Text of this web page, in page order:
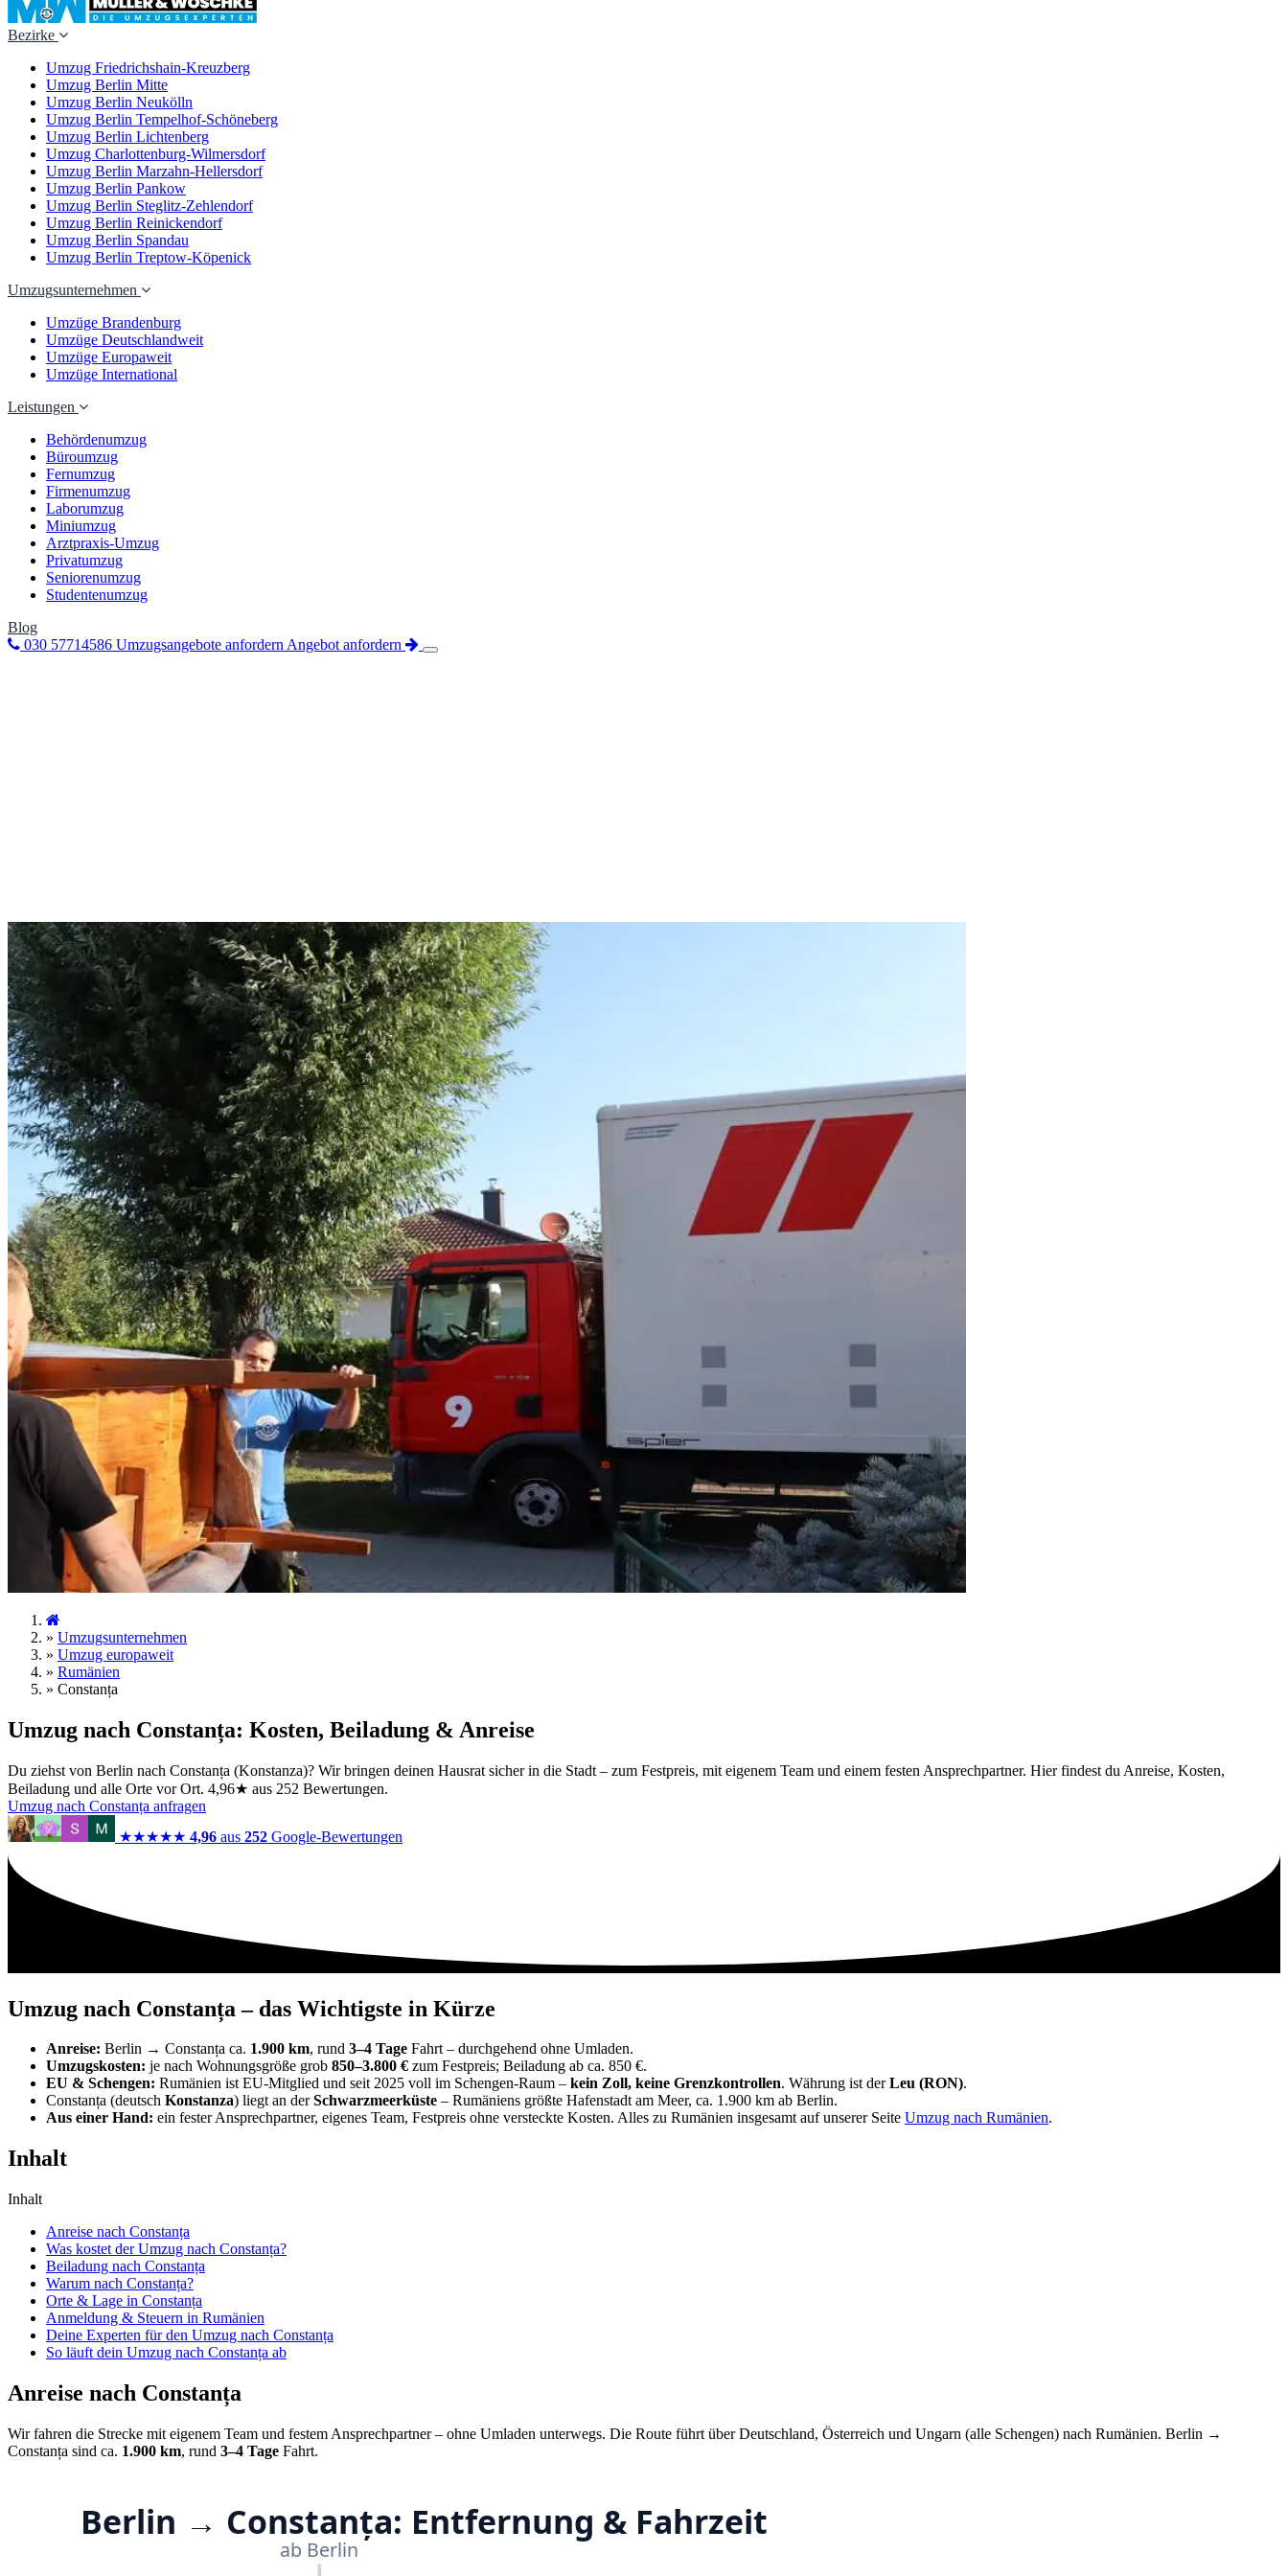
Bezirke
Umzug Friedrichshain-Kreuzberg
Umzug Berlin Mitte
Umzug Berlin Neukölln
Umzug Berlin Tempelhof-Schöneberg
Umzug Berlin Lichtenberg
Umzug Charlottenburg-Wilmersdorf
Umzug Berlin Marzahn-Hellersdorf
Umzug Berlin Pankow
Umzug Berlin Steglitz-Zehlendorf
Umzug Berlin Reinickendorf
Umzug Berlin Spandau
Umzug Berlin Treptow-Köpenick
Umzugsunternehmen
Umzüge Brandenburg
Umzüge Deutschlandweit
Umzüge Europaweit
Umzüge International
Leistungen
Behördenumzug
Büroumzug
Fernumzug
Firmenumzug
Laborumzug
Miniumzug
Arztpraxis-Umzug
Privatumzug
Seniorenumzug
Studentenumzug
Blog
030 57714586 Umzugsangebote anfordern Angebot anfordern
» Umzugsunternehmen
» Umzug europaweit
» Rumänien
» Constanța
Umzug nach Constanța: Kosten, Beiladung & Anreise
Du ziehst von Berlin nach Constanța (Konstanza)? Wir bringen deinen Hausrat sicher in die Stadt – zum Festpreis, mit eigenem Team und einem festen Ansprechpartner. Hier findest du Anreise, Kosten,
Beiladung und alle Orte vor Ort. 4,96★ aus 252 Bewertungen.
Umzug nach Constanța anfragen
★★★★★ 4,96 aus 252 Google-Bewertungen
Umzug nach Constanța – das Wichtigste in Kürze
Anreise: Berlin → Constanța ca. 1.900 km, rund 3–4 Tage Fahrt – durchgehend ohne Umladen.
Umzugskosten: je nach Wohnungsgröße grob 850–3.800 € zum Festpreis; Beiladung ab ca. 850 €.
EU & Schengen: Rumänien ist EU-Mitglied und seit 2025 voll im Schengen-Raum – kein Zoll, keine Grenzkontrollen. Währung ist derLeu (RON).
Constanța (deutsch Konstanza) liegt an derSchwarzmeerküste – Rumäniens größte Hafenstadt am Meer, ca. 1.900 km ab Berlin.
Aus einer Hand: ein fester Ansprechpartner, eigenes Team, Festpreis ohne versteckte Kosten. Alles zu Rumänien insgesamt auf unserer Seite Umzug nach Rumänien.
Inhalt
Inhalt
Anreise nach Constanța
Was kostet der Umzug nach Constanța?
Beiladung nach Constanța
Warum nach Constanța?
Orte & Lage in Constanța
Anmeldung & Steuern in Rumänien
Deine Experten für den Umzug nach Constanța
So läuft dein Umzug nach Constanța ab
Anreise nach Constanța
Wir fahren die Strecke mit eigenem Team und festem Ansprechpartner – ohne Umladen unterwegs. Die Route führt über Deutschland, Österreich und Ungarn (alle Schengen) nach Rumänien. Berlin →
Constanța sind ca. 1.900 km, rund 3–4 Tage Fahrt.
Berlin → Constanța: Entfernung & Fahrzeit
ab Berlin